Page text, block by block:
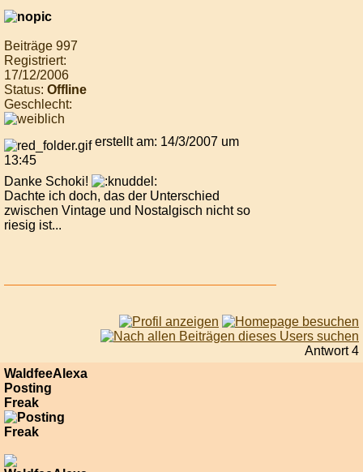
Beiträge 997
Registriert:
17/12/2006
Status: Offline
Geschlecht:
erstellt am: 14/3/2007 um
13:45
Danke Schoki!
Dachte ich doch, das der Unterschied
zwischen Vintage und Nostalgisch nicht so
riesig ist...
Antwort 4
WaldfeeAlexa
Posting
Freak